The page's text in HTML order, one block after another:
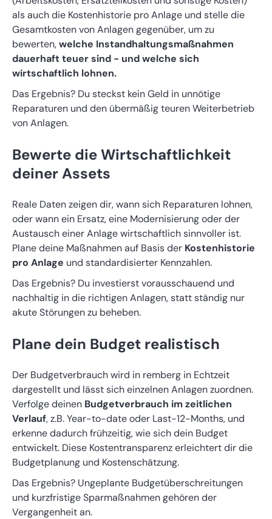
als auch die Kostenhistorie pro Anlage und stelle die
Gesamtkosten von Anlagen gegenüber, um zu
bewerten,welche Instandhaltungsmaßnahmen
dauerhaft teuer sind - und welche sich
wirtschaftlich lohnen.
Das Ergebnis? Du steckst kein Geld in unnötige
Reparaturen und den übermäßig teuren Weiterbetrieb
von Anlagen.
Bewerte die Wirtschaftlichkeit
deiner Assets
Reale Daten zeigen dir, wann sich Reparaturen lohnen,
oder wann ein Ersatz, eine Modernisierung oder der
Austausch einer Anlage wirtschaftlich sinnvoller ist.
Plane deine Maßnahmen auf Basis der Kostenhistorie
pro Anlage und standardisierter Kennzahlen.
Das Ergebnis? Du investierst vorausschauend und
nachhaltig in die richtigen Anlagen, statt ständig nur
akute Störungen zu beheben.
Plane dein Budget realistisch
Der Budgetverbrauch wird in remberg in Echtzeit
dargestellt und lässt sich einzelnen Anlagen zuordnen.
Verfolge deinen Budgetverbrauch im zeitlichen
Verlauf, z.B. Year-to-date oder Last-12-Months, und
erkenne dadurch frühzeitig, wie sich dein Budget
entwickelt. Diese Kostentransparenz erleichtert dir die
Budgetplanung und Kostenschätzung.
Das Ergebnis? Ungeplante Budgetüberschreitungen
und kurzfristige Sparmaßnahmen gehören der
Vergangenheit an.